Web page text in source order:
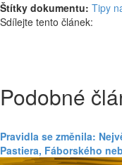
Štítky dokumentu: Tipy
Sdílejte tento článek:
Podobné
Pravidla se změnila:
Pastiera, Fáborského